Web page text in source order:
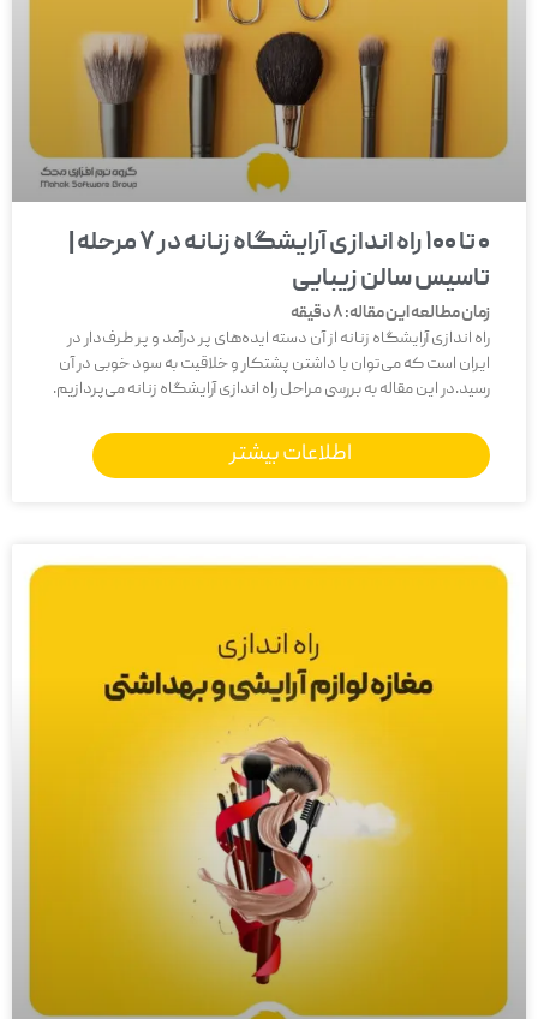
0 تا 100 راه اندازی آرایشگاه زنانه در 7 مرحله |
تاسیس سالن زیبایی
زمان مطالعه این مقاله:8دقیقه
راه اندازی آرایشگاه زنانه از آن دسته ایده‌های پر درآمد و پر طرف‌دار در
ایران است که می‌توان با داشتن پشتکار و خلاقیت به سود خوبی در آن
رسید.در این مقاله به بررسی مراحل راه اندازی آرایشگاه زنانه می‌پردازیم.
اطلاعات بیشتر